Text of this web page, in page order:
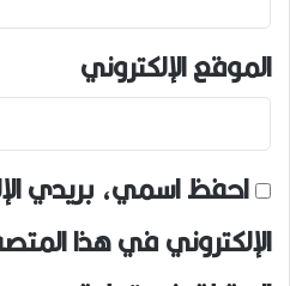
الموقع الإلكتروني
احفظ اسمي، بريدي
الإلكتروني في هذا